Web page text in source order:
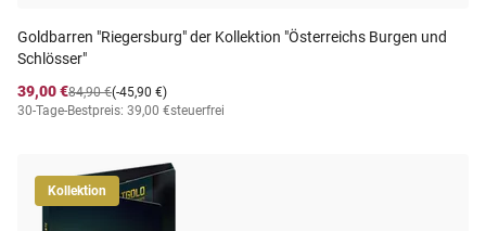
Goldbarren "Riegersburg" der Kollektion "Österreichs Burgen und
Schlösser"
39,00 €
(-45,90 €)
84,90 €
30-Tage-Bestpreis: 39,00 €steuerfrei
Kollektion